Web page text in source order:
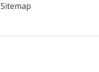
Sitemap